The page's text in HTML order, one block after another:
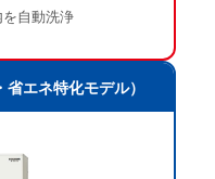
を自動洗浄
エネ特化モデル）